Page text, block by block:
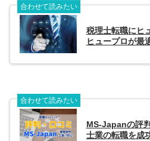
合わせて読みたい
税理士転職にヒ
ヒュープロが最
合わせて読みたい
MS-Japanの評
士業の転職を成